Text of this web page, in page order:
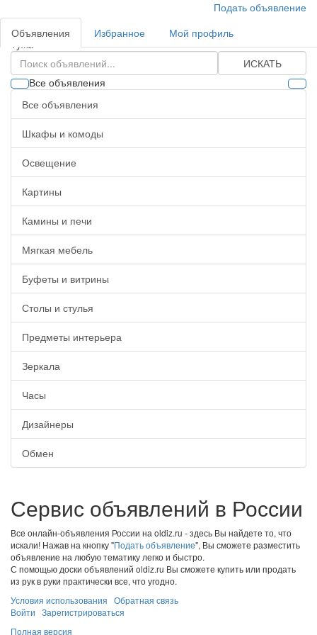
Подать объявление
Объявления
Избранное
Мой профиль
Тужа
ИСКАТЬ
Все объявления
Все объявления
Шкафы и комоды
Освещение
Картины
Камины и печи
Мягкая мебель
Буфеты и витрины
Столы и стулья
Предметы интерьера
Зеркала
Часы
Дизайнеры
Обмен
Сервис объявлений в России
Все онлайн-объявления России на oldiz.ru - здесь Вы найдете то, что
искали! Нажав на кнопку "Подать объявление", Вы сможете разместить
объявление на любую тематику легко и быстро.
С помощью доски объявлений oldiz.ru Вы сможете купить или продать
из рук в руки практически все, что угодно.
Условия использования Обратная связь
Войти Зарегистрироваться
Полная версия